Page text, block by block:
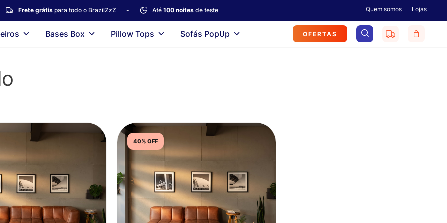
Frete grátispara todo o BrazilZzZ - Até 100 noitesde teste Lojas
Quem somos
Bases Box Pillow Tops Sofás PopUp OFERTAS search
40% OFF
Menu